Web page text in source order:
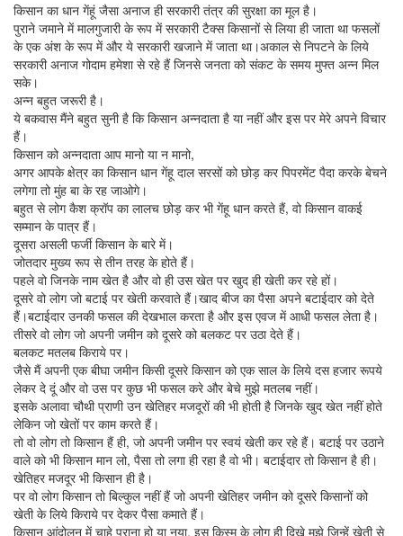
किसान का धान गेंहूं जैसा अनाज ही सरकारी तंत्र की सुरक्षा का मूल है।
पुराने जमाने में मालगुजारी के रूप में सरकारी टैक्स किसानों से लिया ही जाता था फसलों
के एक अंश के रूप में और ये सरकारी खजाने में जाता था।अकाल से निपटने के लिये
सरकारी अनाज गोदाम हमेशा से रहे हैं जिनसे जनता को संकट के समय मुफ्त अन्न मिल
सके।
अन्न बहुत जरूरी है।
ये बकवास मैंने बहुत सुनी है कि किसान अन्नदाता है या नहीं और इस पर मेरे अपने विचार
हैं।
किसान को अन्नदाता आप मानो या न मानो,
अगर आपके क्षेत्र का किसान धान गेंहू दाल सरसों को छोड़ कर पिपरमेंट पैदा करके बेचने
लगेगा तो मुंह बा के रह जाओगे।
बहुत से लोग कैश क्रॉप का लालच छोड़ कर भी गेंहू धान करते हैं, वो किसान वाकई
सम्मान के पात्र हैं।
दूसरा असली फर्जी किसान के बारे में।
जोतदार मुख्य रूप से तीन तरह के होते हैं।
पहले वो जिनके नाम खेत है और वो ही उस खेत पर खुद ही खेती कर रहे हों।
दूसरे वो लोग जो बटाई पर खेती करवाते हैं।खाद बीज का पैसा अपने बटाईदार को देते
हैं।बटाईदार उनकी फसल की देखभाल करता है और इस एवज में आधी फसल लेता है।
तीसरे वो लोग जो अपनी जमीन को दूसरे को बलकट पर उठा देते हैं।
बलकट मतलब किराये पर।
जैसे मैं अपनी एक बीघा जमीन किसी दूसरे किसान को एक साल के लिये दस हजार रूपये
लेकर दे दूं और वो उस पर कुछ भी फसल करे और बेचे मुझे मतलब नहीं।
इसके अलावा चौथी प्राणी उन खेतिहर मजदूरों की भी होती है जिनके खुद खेत नहीं होते
लेकिन जो खेतों पर काम करते हैं।
तो वो लोग तो किसान हैं ही, जो अपनी जमीन पर स्वयं खेती कर रहे हैं। बटाई पर उठाने
वाले को भी किसान मान लो, पैसा तो लगा ही रहा है वो भी। बटाईदार तो किसान है ही।
खेतिहर मजदूर भी किसान ही है।
पर वो लोग किसान तो बिल्कुल नहीं हैं जो अपनी खेतिहर जमीन को दूसरे किसानों को
खेती के लिये किराये पर देकर पैसा कमाते हैं।
किसान आंदोलन में चाहे पुराना हो या नया, इस किस्म के लोग ही दिखे मुझे जिन्हें खेती से